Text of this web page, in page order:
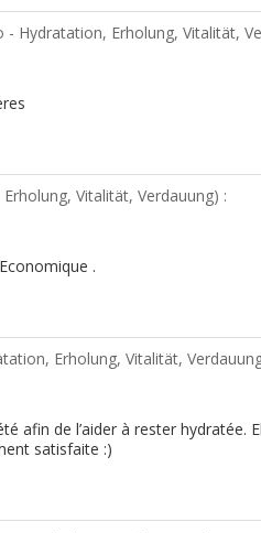
- Hydratation, Erholung, Vitalität,
Vitalität, Verdauung) :
.
Erholung, Vitalität,
afin de l’aider à rester hydratée.
satisfaite :)